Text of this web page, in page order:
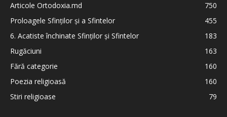
Articole Ortodoxia.md
750
Proloagele Sfinților și a Sfintelor
455
6. Acatiste închinate Sfinților și Sfintelor
183
Rugăciuni
163
Fără categorie
160
Poezia religioasă
160
Stiri religioase
79